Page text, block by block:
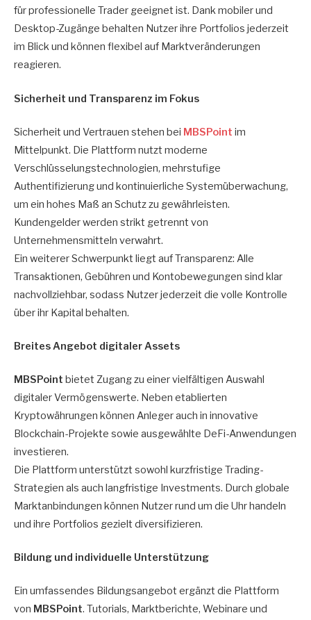
für professionelle Trader geeignet ist. Dank mobiler und
Desktop-Zugänge behalten Nutzer ihre Portfolios jederzeit
im Blick und können flexibel auf Marktveränderungen
reagieren.
Sicherheit und Transparenz im Fokus
Sicherheit und Vertrauen stehen bei MBSPoint im
Mittelpunkt. Die Plattform nutzt moderne
Verschlüsselungstechnologien, mehrstufige
Authentifizierung und kontinuierliche Systemüberwachung,
um ein hohes Maß an Schutz zu gewährleisten.
Kundengelder werden strikt getrennt von
Unternehmensmitteln verwahrt.
Ein weiterer Schwerpunkt liegt auf Transparenz: Alle
Transaktionen, Gebühren und Kontobewegungen sind klar
nachvollziehbar, sodass Nutzer jederzeit die volle Kontrolle
über ihr Kapital behalten.
Breites Angebot digitaler Assets
MBSPoint bietet Zugang zu einer vielfältigen Auswahl
digitaler Vermögenswerte. Neben etablierten
Kryptowährungen können Anleger auch in innovative
Blockchain-Projekte sowie ausgewählte DeFi-Anwendungen
investieren.
Die Plattform unterstützt sowohl kurzfristige Trading-
Strategien als auch langfristige Investments. Durch globale
Marktanbindungen können Nutzer rund um die Uhr handeln
und ihre Portfolios gezielt diversifizieren.
Bildung und individuelle Unterstützung
Ein umfassendes Bildungsangebot ergänzt die Plattform
von MBSPoint. Tutorials, Marktberichte, Webinare und